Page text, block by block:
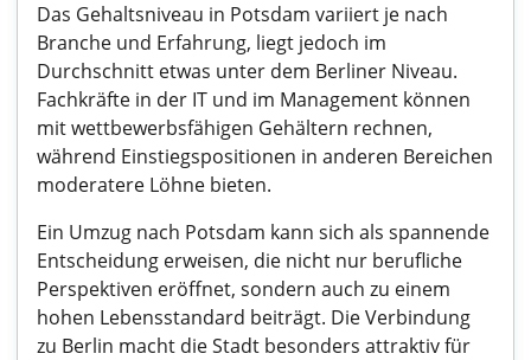
Das Gehaltsniveau in Potsdam variiert je nach
Branche und Erfahrung, liegt jedoch im
Durchschnitt etwas unter dem Berliner Niveau.
Fachkräfte in der IT und im Management können
mit wettbewerbsfähigen Gehältern rechnen,
während Einstiegspositionen in anderen Bereichen
moderatere Löhne bieten.
Ein Umzug nach Potsdam kann sich als spannende
Entscheidung erweisen, die nicht nur berufliche
Perspektiven eröffnet, sondern auch zu einem
hohen Lebensstandard beiträgt. Die Verbindung
zu Berlin macht die Stadt besonders attraktiv für